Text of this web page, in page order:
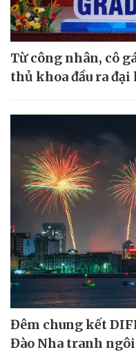
Từ công nhân, cô
thủ khoa đầu ra đại
Đêm chung kết
Đào Nha tranh